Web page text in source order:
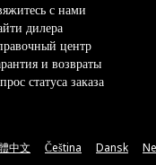
с нами
дилера
центр
и возвраты
статуса заказа
中文 Čeština Dansk